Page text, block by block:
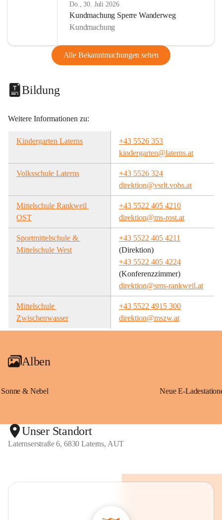
Do., 30. Juli 2026
Kundmachung Sperre Wanderweg
Kundmachung
Alle Bekanntmachungen sehen
Bildung
Weitere Informationen zu:
Kindergarten Laterns
+43 5526 353
kindergarten@laterns.at
Volksschule Laterns
+43 5526 324
direktion@vsrlt.vobs.at
Mittelschule Rankweil
OST
+43 5522 405 4210
direktion@ms-rost.at
Sportmittelschule &
Mittelschule West
+43 5522 405 4211
(Direktion)
+43 5522 405 4224
(Konferenzzimmer)
direktion@sms-rankweil.at
Mittelschule
Zwischenwasser
+43 5522 4915 300
direktion@mszw.at
Alben
Sonne & Nebel
Unser Standort
Laternserstraße 6, 6830 Laterns, AUT